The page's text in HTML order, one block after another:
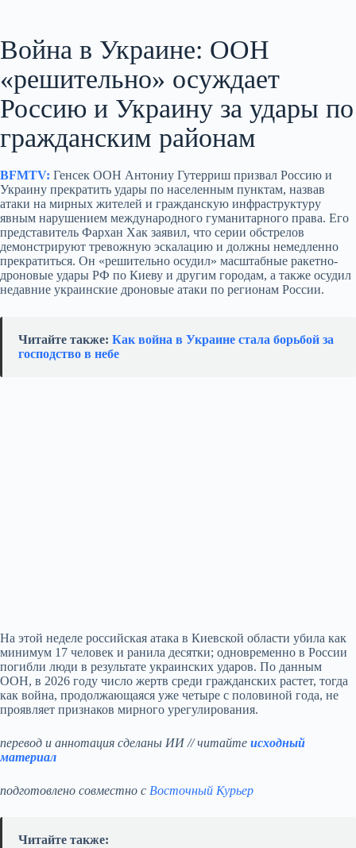
Война в Украине: ООН
«решительно» осуждает
Россию и Украину за удары по
гражданским районам
BFMTV: Генсек ООН Антониу Гутерриш призвал Россию и
Украину прекратить удары по населенным пунктам, назвав
атаки на мирных жителей и гражданскую инфраструктуру
явным нарушением международного гуманитарного права. Его
представитель Фархан Хак заявил, что серии обстрелов
демонстрируют тревожную эскалацию и должны немедленно
прекратиться. Он «решительно осудил» масштабные ракетно-
дроновые удары РФ по Киеву и другим городам, а также осудил
недавние украинские дроновые атаки по регионам России.
Читайте также: Как война в Украине стала борьбой за
господство в небе
На этой неделе российская атака в Киевской области убила как
минимум 17 человек и ранила десятки; одновременно в России
погибли люди в результате украинских ударов. По данным
ООН, в 2026 году число жертв среди гражданских растет, тогда
как война, продолжающаяся уже четыре с половиной года, не
проявляет признаков мирного урегулирования.
перевод и аннотация сделаны ИИ // читайте исходный
материал
подготовлено совместно с Восточный Курьер
Читайте также: